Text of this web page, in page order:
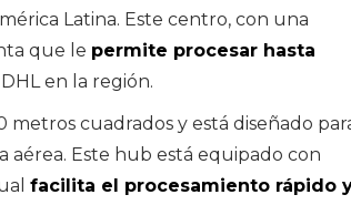
Latina. Este centro, con una
que le permite procesar hasta
en la región.
cuadrados y está diseñado
aérea. Este hub está equipado con
facilita el procesamiento rápido
ACTUALIDAD